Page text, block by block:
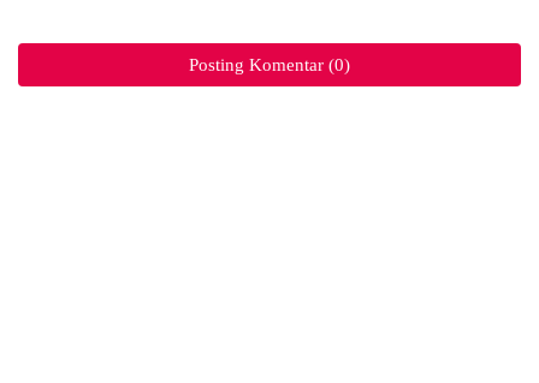
Posting Komentar (0)